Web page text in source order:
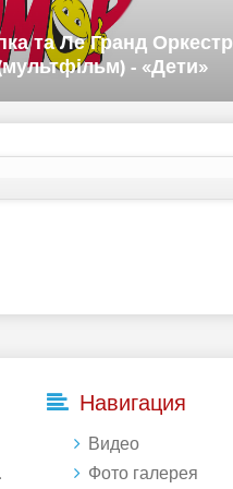
та Ле Гранд Оркестр
- «Дети»
Навигация
Видео
Фото галерея